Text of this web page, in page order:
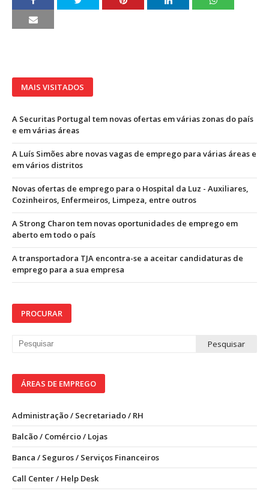
MAIS VISITADOS
A Securitas Portugal tem novas ofertas em várias zonas do país
e em várias áreas
A Luís Simões abre novas vagas de emprego para várias áreas e
em vários distritos
Novas ofertas de emprego para o Hospital da Luz - Auxiliares,
Cozinheiros, Enfermeiros, Limpeza, entre outros
A Strong Charon tem novas oportunidades de emprego em
aberto em todo o país
A transportadora TJA encontra-se a aceitar candidaturas de
emprego para a sua empresa
PROCURAR
ÁREAS DE EMPREGO
Administração / Secretariado / RH
Balcão / Comércio / Lojas
Banca / Seguros / Serviços Financeiros
Call Center / Help Desk